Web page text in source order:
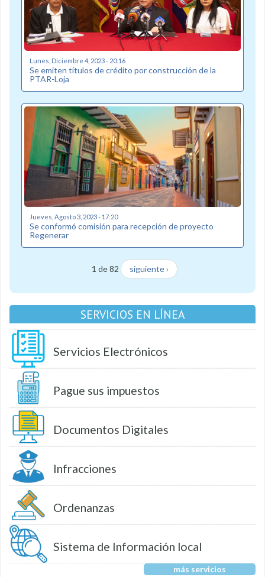
Lunes, Diciembre 4, 2023 - 20:16
Se emiten títulos de crédito por construcción de la
PTAR-Loja
Jueves, Agosto 3, 2023 - 17:20
Se conformó comisión para recepción de proyecto
Regenerar
1 de 82 siguiente ›
SERVICIOS EN LÍNEA
Servicios Electrónicos
Pague sus impuestos
Documentos Digitales
Infracciones
Ordenanzas
Sistema de Información local
más servicios